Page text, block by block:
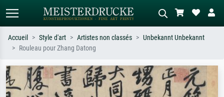
Recherchez par artiste, titre ou style –
ex. Monet, Nuit étoilée,
impressionnisme, vague de Hokusai,
Décrivez la scène – ex. prairie verte,
abstrait avec beaucoup de rouge,
tableau sombre, nu debout près d'un
Accueil Style d'art Artistes non classés
Unbekannt Unbekannt
Rouleau pour Zhang Datong